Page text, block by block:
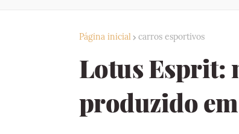
Página inicial carros esportivos
Lotus Esprit:
produzido